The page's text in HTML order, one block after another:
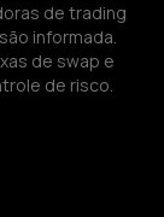
de trading
informada.
de swap e
de risco.